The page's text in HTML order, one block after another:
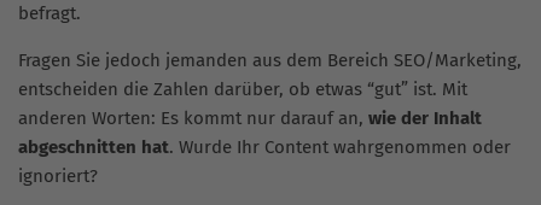
befragt.
Fragen Sie jedoch jemanden aus dem Bereich SEO/Marketing,
entscheiden die Zahlen darüber, ob etwas “gut” ist. Mit
anderen Worten: Es kommt nur darauf an, wie der Inhalt
abgeschnitten hat. Wurde Ihr Content wahrgenommen oder
ignoriert?